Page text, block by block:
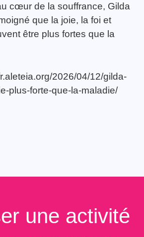
cœur de la souffrance, Gilda
que la joie, la foi et
être plus fortes que la
2026/04/12/gilda-
plus-forte-que-la-maladie/
une activité